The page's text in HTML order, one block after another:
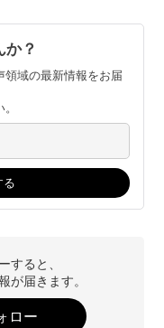
？
域の最新情報をお届
すると、
が届きます。
ロー